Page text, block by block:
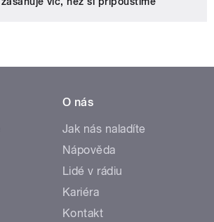
O nás
Jak nás naladíte
Nápověda
Lidé v rádiu
Kariéra
Kontakt